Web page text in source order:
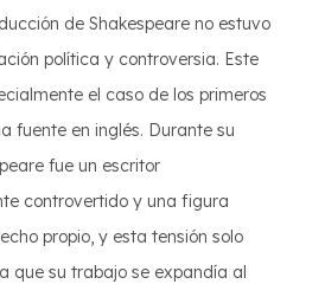
de Shakespeare no estuvo
política y controversia. Este
el caso de los primeros
fuente en inglés. Durante su
fue un escritor
controvertido y una figura
propio, y esta tensión solo
que su trabajo se expandía al